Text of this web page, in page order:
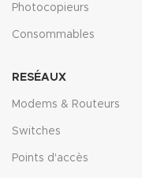
Photocopieurs
Consommables
RESÉAUX
Modems & Routeurs
Switches
Points d'accès